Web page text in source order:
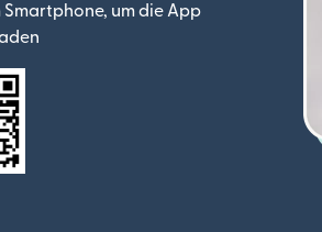
Smartphone, um die App